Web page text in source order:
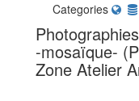
Categories
-mosaïque-
Zone Atelier